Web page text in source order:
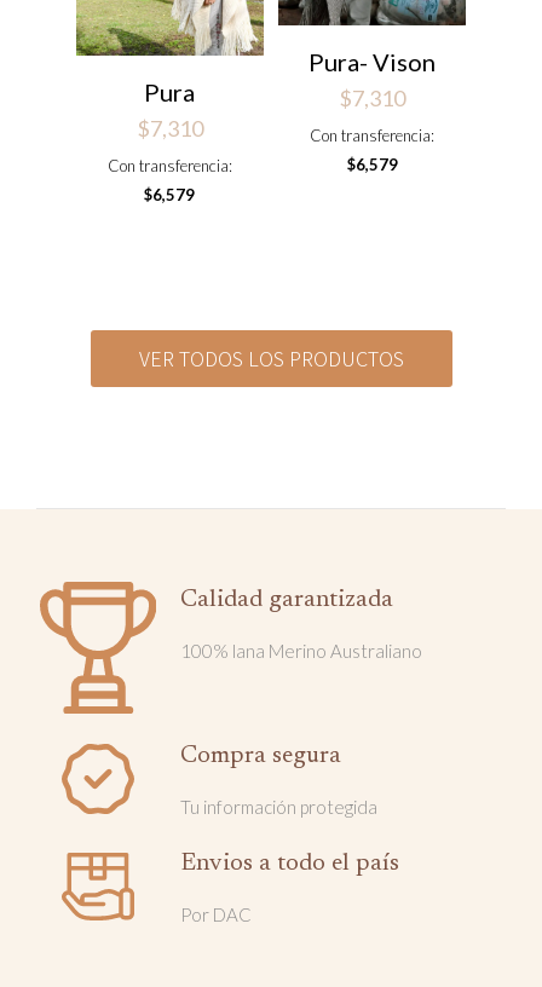
Pura
$7,310
Con transferencia:
$6,579
Pura- Vison
$7,310
Con transferencia:
$6,579
VER TODOS LOS PRODUCTOS
Calidad garantizada
100% lana Merino Australiano
Compra segura
Tu información protegida
Envios a todo el país
Por DAC